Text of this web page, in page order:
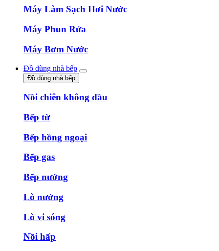
Máy Làm Sạch Hơi Nước
Máy Phun Rửa
Máy Bơm Nước
Đồ dùng nhà bếp
Đồ dùng nhà bếp
Nồi chiên không dầu
Bếp từ
Bếp hồng ngoại
Bếp gas
Bếp nướng
Lò nướng
Lò vi sóng
Nồi hấp